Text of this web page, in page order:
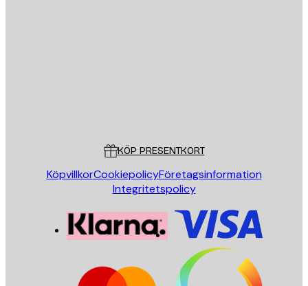
KÖP PRESENTKORT
KöpvillkorCookiepolicyFöretagsinformation
Integritetspolicy